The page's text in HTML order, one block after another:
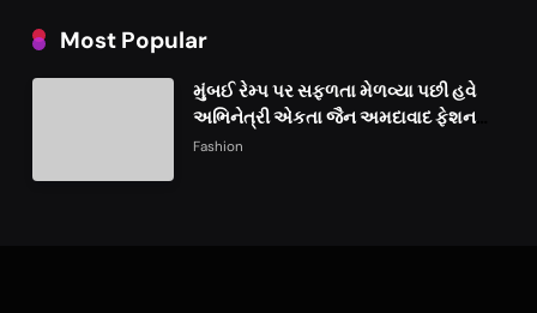
Most Popular
મુંબઈ રેમ્પ પર સફળતા મેળવ્યા પછી હવે
અભિનેત્રી એકતા જૈન અમદાવાદ ફેશન
વીકમાં પોતાની પ્રતિભા પ્રદર્શિત કરશે
Fashion